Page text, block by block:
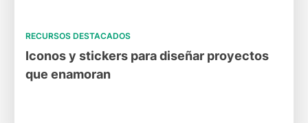
RECURSOS DESTACADOS
Iconos y stickers para diseñar proyectos
que enamoran